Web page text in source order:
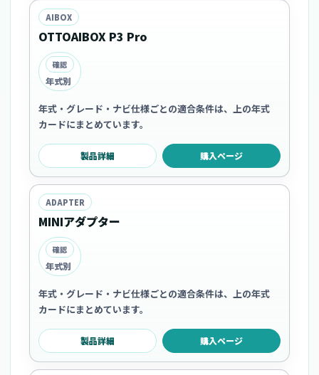
AIBOX
OTTOAIBOX P3 Pro
確認
年式別
年式・グレード・ナビ仕様ごとの適合条件は、上の年式
カードにまとめています。
製品詳細 購入ページ
ADAPTER
MINIアダプター
確認
年式別
年式・グレード・ナビ仕様ごとの適合条件は、上の年式
カードにまとめています。
製品詳細 購入ページ